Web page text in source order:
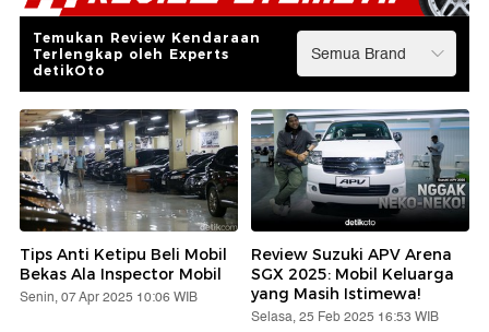
Temukan Review Kendaraan
Terlengkap oleh Experts
detikOto
Tips Anti Ketipu Beli Mobil
Bekas Ala Inspector Mobil
Senin, 07 Apr 2025 10:06 WIB
Review Suzuki APV Arena
SGX 2025: Mobil Keluarga
yang Masih Istimewa!
Selasa, 25 Feb 2025 16:53 WIB